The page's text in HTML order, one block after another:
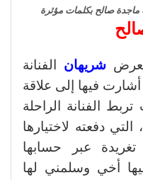
ماجدة صالح بكلمات مؤثرة
شريهان الفنانة
فيها إلى علاقة
الفنانة الراحلة
دفعته لاختيارها
عبر حسابها
أخي وسلمني لها